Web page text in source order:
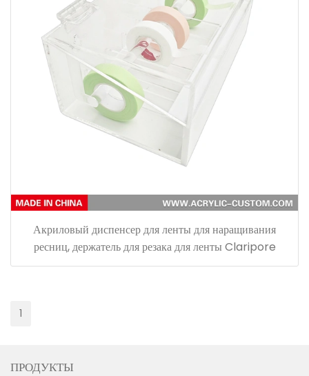
Акриловый диспенсер для ленты для наращивания
ресниц, держатель для резака для ленты Claripore
1
ПРОДУКТЫ